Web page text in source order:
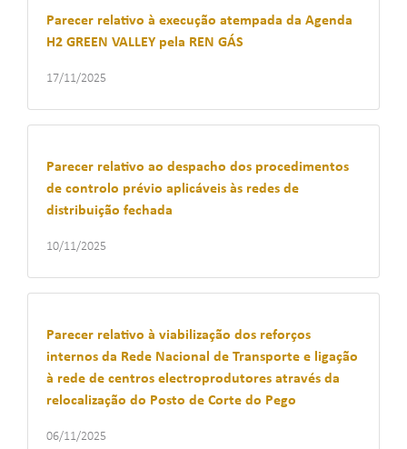
Parecer relativo à execução atempada da Agenda
H2 GREEN VALLEY pela REN GÁS
17/11/2025
Parecer relativo ao despacho dos procedimentos
de controlo prévio aplicáveis às redes de
distribuição fechada
10/11/2025
Parecer relativo à viabilização dos reforços
internos da Rede Nacional de Transporte e ligação
à rede de centros electroprodutores através da
relocalização do Posto de Corte do Pego
06/11/2025